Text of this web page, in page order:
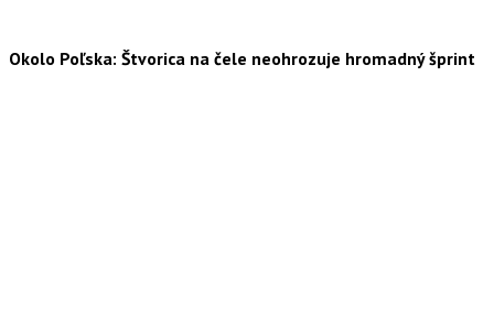
Okolo Poľska: Štvorica na čele neohrozuje hromadný šprint